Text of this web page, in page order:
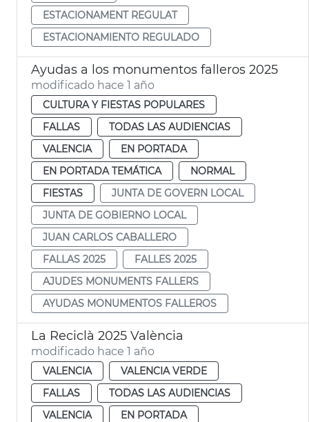
ESTACIONAMENT REGULAT
ESTACIONAMIENTO REGULADO
Ayudas a los monumentos falleros 2025
modificado hace 1 año
CULTURA Y FIESTAS POPULARES
FALLAS
TODAS LAS AUDIENCIAS
VALENCIA
EN PORTADA
EN PORTADA TEMÁTICA
NORMAL
FIESTAS
JUNTA DE GOVERN LOCAL
JUNTA DE GOBIERNO LOCAL
JUAN CARLOS CABALLERO
FALLAS 2025
FALLES 2025
AJUDES MONUMENTS FALLERS
AYUDAS MONUMENTOS FALLEROS
La Reciclà 2025 València
modificado hace 1 año
VALENCIA
VALENCIA VERDE
FALLAS
TODAS LAS AUDIENCIAS
VALENCIA
EN PORTADA